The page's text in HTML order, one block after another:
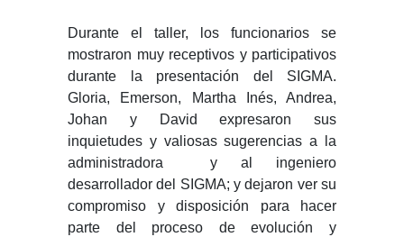
Durante el taller, los funcionarios se
mostraron muy receptivos y participativos
durante la presentación del SIGMA.
Gloria, Emerson, Martha Inés, Andrea,
Johan y David expresaron sus
inquietudes y valiosas sugerencias a la
administradora y al ingeniero
desarrollador del SIGMA; y dejaron ver su
compromiso y disposición para hacer
parte del proceso de evolución y